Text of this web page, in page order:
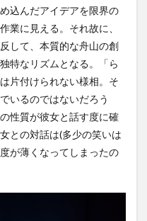
込んだアイデアを限界の
業に見える。それ故に、
して、本質的な舟山の創
特なリズムとなる。「ら
片付けられない様相。そ
いるのではないだろう
性質が彼女と話す度に確
との対話は(多少の笑いは
が薄くなってしまったの